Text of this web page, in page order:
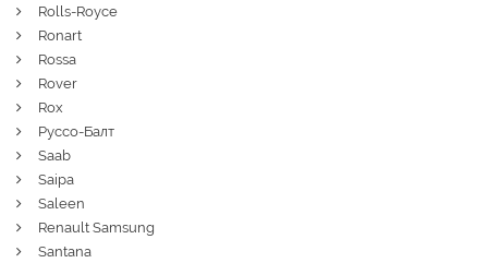
Rolls-Royce
Ronart
Rossa
Rover
Rox
Руссо-Балт
Saab
Saipa
Saleen
Renault Samsung
Santana